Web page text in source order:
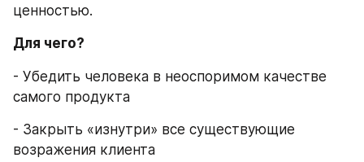
ценностью.
Для чего?
- Убедить человека в неоспоримом качестве
самого продукта
- Закрыть «изнутри» все существующие
возражения клиента